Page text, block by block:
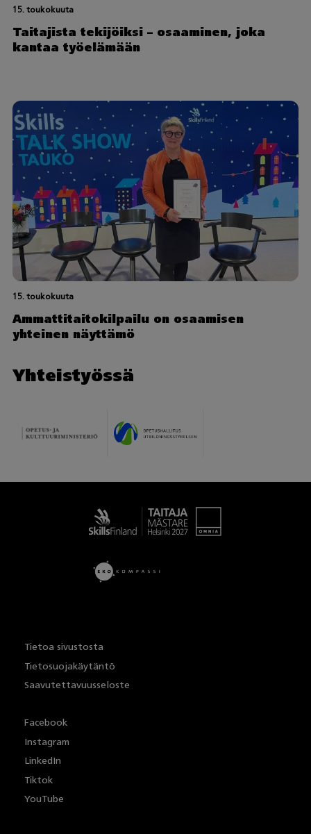
15. toukokuuta
Taitajista tekijöiksi – osaaminen, joka
kantaa työelämään
15. toukokuuta
Ammattitaitokilpailu on osaamisen
yhteinen näyttämö
Yhteistyössä
Tietoa sivustosta
Tietosuojakäytäntö
Saavutettavuusseloste
Facebook
Instagram
LinkedIn
Tiktok
YouTube